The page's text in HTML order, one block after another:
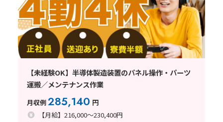
【未経験OK】半導体製造装置のパネル操作・パーツ
運搬／メンテナンス作業
月収例285,140 円
【月給】216,000～230,400円